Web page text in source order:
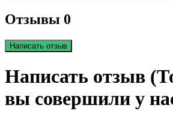
Отзывы 0
Написать отзыв
Написать отзыв
вы совершили у